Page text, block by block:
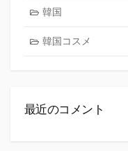
韓国
韓国コスメ
最近のコメント